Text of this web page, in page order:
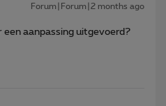
Forum|Forum|2 months ago
een aanpassing uitgevoerd?